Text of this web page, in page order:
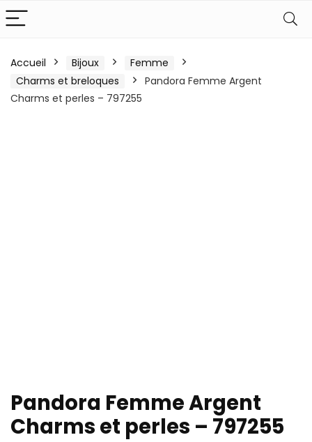
Accueil Bijoux
Femme
Charms et breloques
Pandora Femme Argent
Charms et perles – 797255
Pandora Femme Argent
Charms et perles – 797255